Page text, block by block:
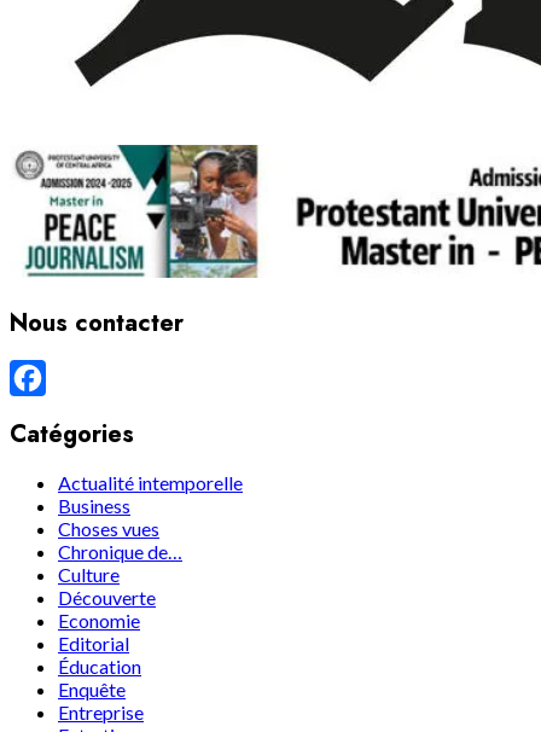
Nous contacter
Catégories
Actualité intemporelle
Business
Choses vues
Chronique de…
Culture
Découverte
Economie
Editorial
Éducation
Enquête
Entreprise